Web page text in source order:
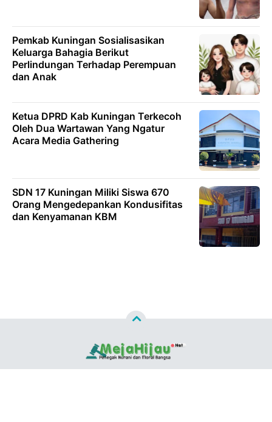
Pemkab Kuningan Sosialisasikan
Keluarga Bahagia Berikut
Perlindungan Terhadap Perempuan
dan Anak
Ketua DPRD Kab Kuningan Terkecoh
Oleh Dua Wartawan Yang Ngatur
Acara Media Gathering
SDN 17 Kuningan Miliki Siswa 670
Orang Mengedepankan Kondusifitas
dan Kenyamanan KBM
Copyright ©2026MEJAHIJAU.NET™